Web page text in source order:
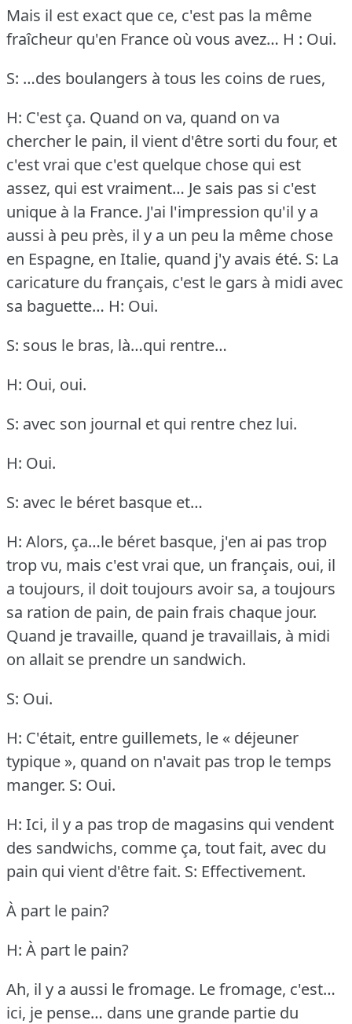
Mais il est exact que ce, c'est pas la même
fraîcheur qu'en France où vous avez… H : Oui.
S: …des boulangers à tous les coins de rues,
H: C'est ça. Quand on va, quand on va
chercher le pain, il vient d'être sorti du four, et
c'est vrai que c'est quelque chose qui est
assez, qui est vraiment… Je sais pas si c'est
unique à la France. J'ai l'impression qu'il y a
aussi à peu près, il y a un peu la même chose
en Espagne, en Italie, quand j'y avais été. S: La
caricature du français, c'est le gars à midi avec
sa baguette… H: Oui.
S: sous le bras, là…qui rentre…
H: Oui, oui.
S: avec son journal et qui rentre chez lui.
H: Oui.
S: avec le béret basque et…
H: Alors, ça…le béret basque, j'en ai pas trop
trop vu, mais c'est vrai que, un français, oui, il
a toujours, il doit toujours avoir sa, a toujours
sa ration de pain, de pain frais chaque jour.
Quand je travaille, quand je travaillais, à midi
on allait se prendre un sandwich.
S: Oui.
H: C'était, entre guillemets, le « déjeuner
typique », quand on n'avait pas trop le temps
manger. S: Oui.
H: Ici, il y a pas trop de magasins qui vendent
des sandwichs, comme ça, tout fait, avec du
pain qui vient d'être fait. S: Effectivement.
À part le pain?
H: À part le pain?
Ah, il y a aussi le fromage. Le fromage, c'est…
ici, je pense… dans une grande partie du